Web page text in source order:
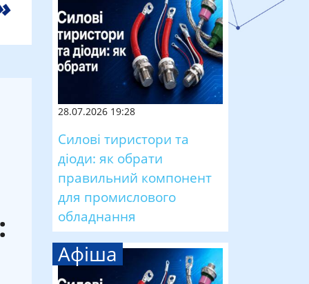
28.07.2026 19:28
Силові тиристори та
діоди: як обрати
правильний компонент
для промислового
обладнання
Афіша